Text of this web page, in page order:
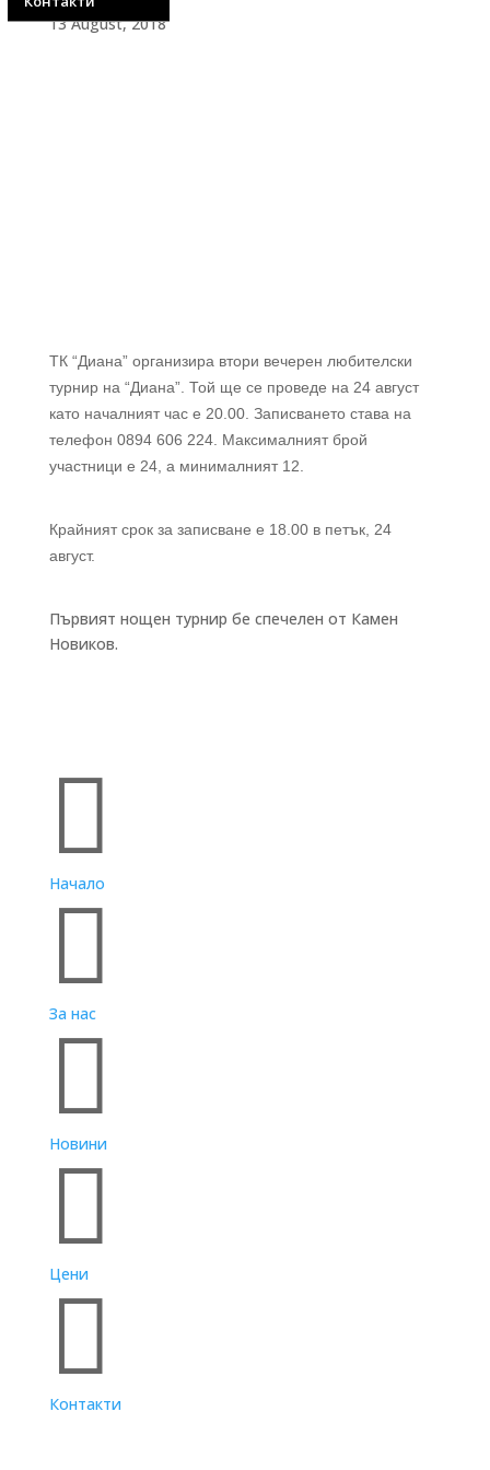
13 August, 2018
ТК “Диана” организира втори вечерен любителски
турнир на “Диана”. Той ще се проведе на 24 август
като началният час е 20.00. Записването става на
телефон 0894 606 224. Максималният брой
участници е 24, а минималният 12.
Крайният срок за записване е 18.00 в петък, 24
август.
Първият нощен турнир бе спечелен от Камен
Новиков.

Начало

За нас

Новини

Цени

Контакти